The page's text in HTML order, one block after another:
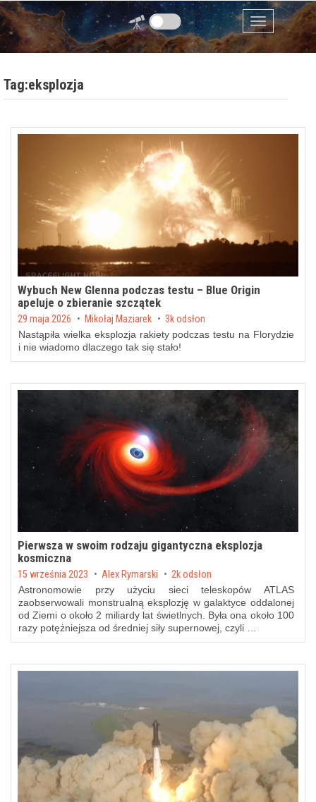
Przejdź do zawartości
Menu
Tag:eksplozja
Wybuch New Glenna podczas testu – Blue Origin
apeluje o zbieranie szczątek
Posted on
29 maja 2026 byMikołaj Maziarek 3k odsłon
Nastąpiła wielka eksplozja rakiety podczas testu na Florydzie
i nie wiadomo dlaczego tak się stało!
Pierwsza w swoim rodzaju gigantyczna eksplozja
kosmiczna
Posted on
15 września 2023 by Alex Rymarski 2k odsłon
Astronomowie przy użyciu sieci teleskopów ATLAS
zaobserwowali monstrualną eksplozję w galaktyce oddalonej
od Ziemi o około 2 miliardy lat świetlnych. Była ona około 100
razy potężniejsza od średniej siły supernowej, czyli …